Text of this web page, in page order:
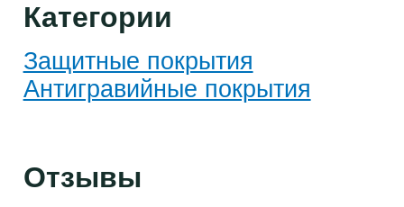
Категории
Защитные покрытия
Антигравийные покрытия
Отзывы